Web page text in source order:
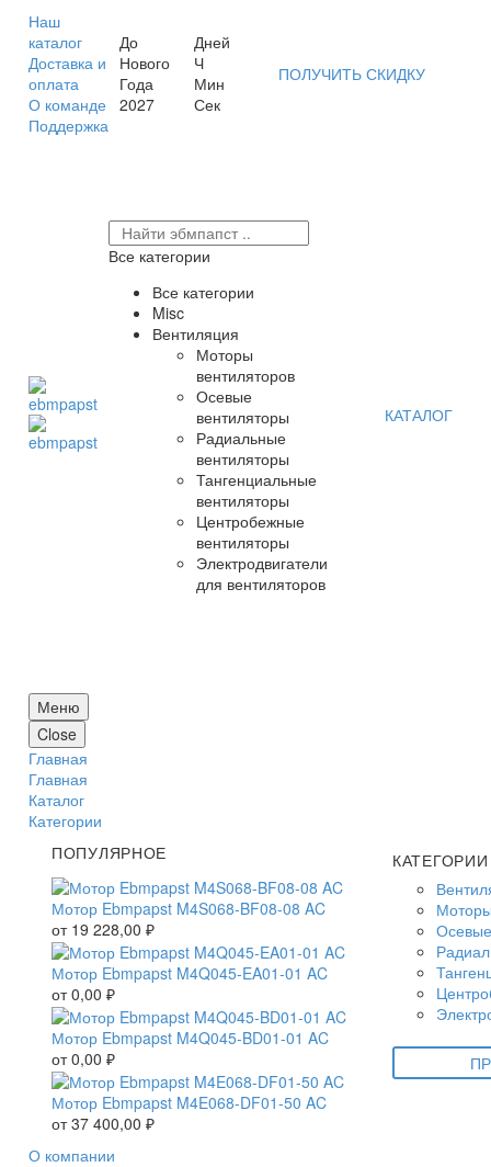
Наш
каталог
Доставка и
оплата
О команде
Поддержка
До
Нового
Года
2027
Дней
Ч
Мин
Сек
ПОЛУЧИТЬ СКИДКУ
Все категории
Все категории
Misc
Вентиляция
Моторы
вентиляторов
Осевые
вентиляторы
Радиальные
вентиляторы
Тангенциальные
вентиляторы
Центробежные
вентиляторы
Электродвигатели
для вентиляторов
КАТАЛОГ
Меню
Close
Главная
Главная
Каталог
Категории
ПОПУЛЯРНОЕ
Мотор Ebmpapst M4S068-BF08-08 AC
от 19 228,00 ₽
Мотор Ebmpapst M4Q045-EA01-01 AC
от0,00 ₽
Мотор Ebmpapst M4Q045-BD01-01 AC
от0,00 ₽
Мотор Ebmpapst M4E068-DF01-50 AC
от37 400,00 ₽
КАТЕГОРИИ
О компании